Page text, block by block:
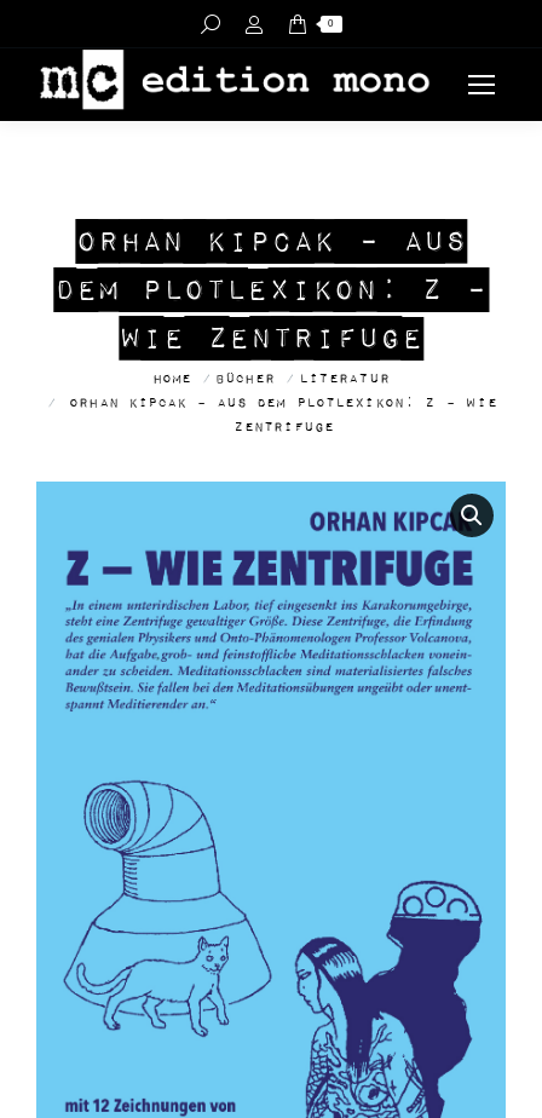
Search: 0
ORHAN KIPCAK – AUS
DEM PLOTLEXIKON: Z –
WIE ZENTRIFUGE
You are here:
Home Bücher
Literatur
Orhan Kipcak – AUS DEM PLOTLEXIKON: Z – WIE
ZENTRIFUGE